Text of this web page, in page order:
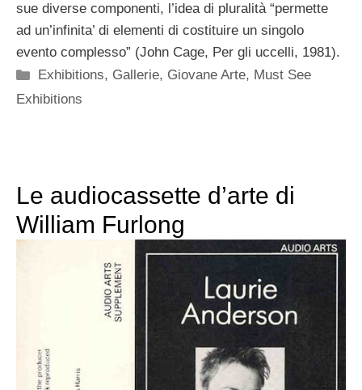
sue diverse componenti, l’idea di pluralità “permette
ad un’infinita’ di elementi di costituire un singolo
evento complesso” (John Cage, Per gli uccelli, 1981).
Categorie
Exhibitions, Gallerie, Giovane Arte, Must See
Exhibitions
Le audiocassette d’arte di
William Furlong